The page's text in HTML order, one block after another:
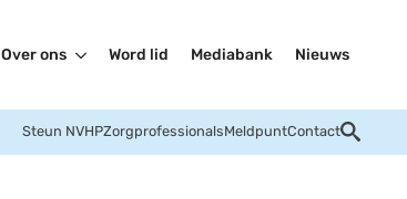
Over ons Word lid Mediabank Nieuws
Steun NVHPZorgprofessionalsMeldpuntContact